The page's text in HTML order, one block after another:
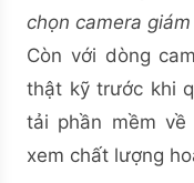
chọn camera
Còn với dòng
thật kỹ trước khi
tải phần mềm
xem chất lượng